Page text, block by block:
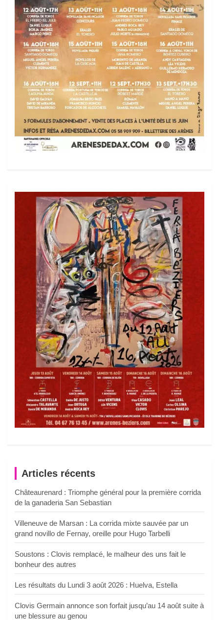
Articles récents
Châteaurenard : Triomphe général pour la première corrida
de la ganaderia San Sebastian
Villeneuve de Marsan : La corrida mixte sauvée par un
grand novillo de Fernay, oreille pour Hugo Tarbelli
Soustons : Clovis remplacé, le malheur des uns fait le
bonheur des autres
Les résultats du Lundi 3 août 2026 : Huelva, Estella
Clovis Germain annonce son forfait jusqu’au 14 août suite à
une blessure au genou